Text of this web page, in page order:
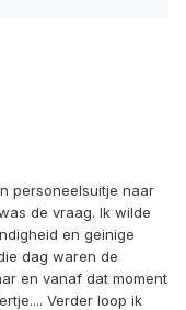
personeelsuitje naar
de vraag. Ik wilde
en geinige
dag waren de
en vanaf dat moment
Verder loop ik